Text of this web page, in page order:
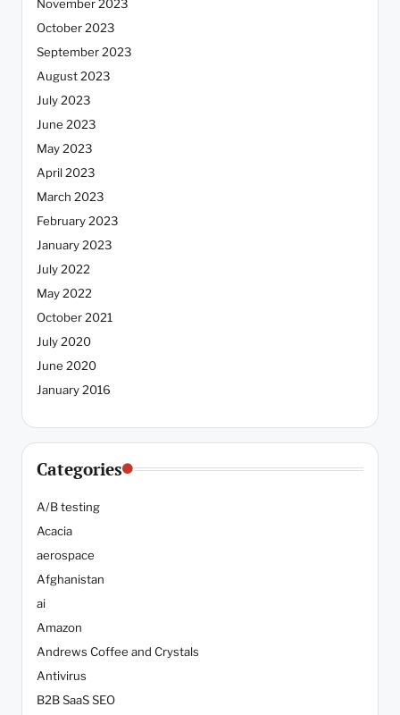
November 2023
October 2023
September 2023
August 2023
July 2023
June 2023
May 2023
April 2023
March 2023
February 2023
January 2023
July 2022
May 2022
October 2021
July 2020
June 2020
January 2016
Categories
A/B testing
Acacia
aerospace
Afghanistan
ai
Amazon
Andrews Coffee and Crystals
Antivirus
B2B SaaS SEO